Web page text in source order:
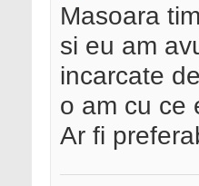
Masoara
si eu am
incarcate
o am cu ce
Ar fi